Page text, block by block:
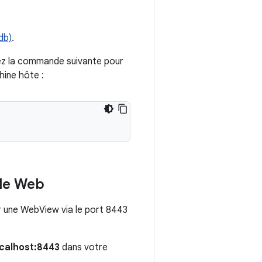
.
la commande suivante pour
hôte :
Web
WebView via le port 8443
dans votre